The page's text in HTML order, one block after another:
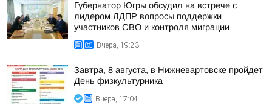
Губернатор Югры обсудил на встрече с
лидером ЛДПР вопросы поддержки
участников СВО и контроля миграции
Вчера, 19:23
Завтра, 8 августа, в Нижневартовске пройдет
День физкультурника
Вчера, 17:04